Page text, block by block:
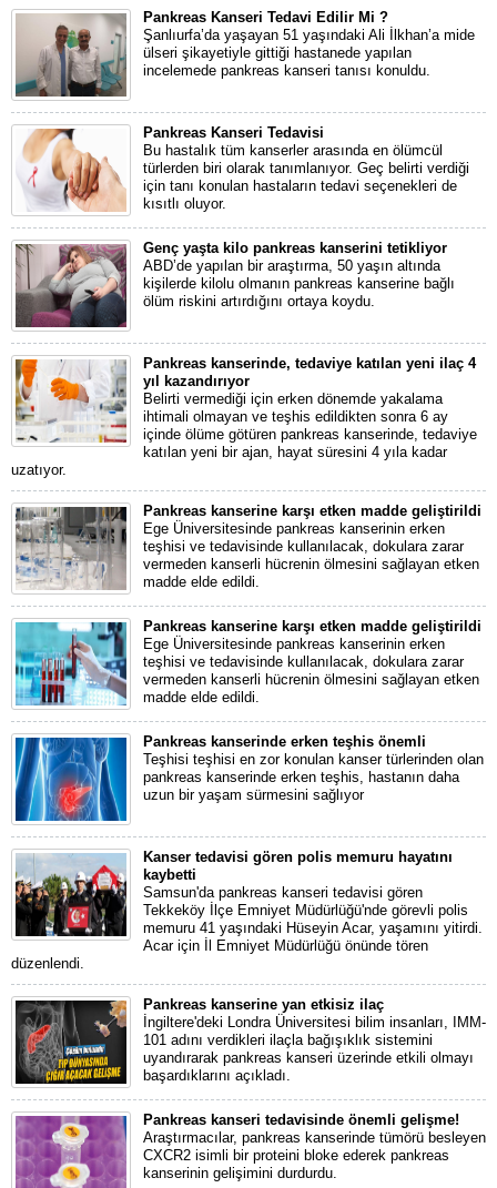
Pankreas Kanseri Tedavi Edilir Mi ?
Şanlıurfa’da yaşayan 51 yaşındaki Ali İlkhan’a mide
ülseri şikayetiyle gittiği hastanede yapılan
incelemede pankreas kanseri tanısı konuldu.
Pankreas Kanseri Tedavisi
Bu hastalık tüm kanserler arasında en ölümcül
türlerden biri olarak tanımlanıyor. Geç belirti verdiği
için tanı konulan hastaların tedavi seçenekleri de
kısıtlı oluyor.
Genç yaşta kilo pankreas kanserini tetikliyor
ABD’de yapılan bir araştırma, 50 yaşın altında
kişilerde kilolu olmanın pankreas kanserine bağlı
ölüm riskini artırdığını ortaya koydu.
Pankreas kanserinde, tedaviye katılan yeni ilaç 4
yıl kazandırıyor
Belirti vermediği için erken dönemde yakalama
ihtimali olmayan ve teşhis edildikten sonra 6 ay
içinde ölüme götüren pankreas kanserinde, tedaviye
katılan yeni bir ajan, hayat süresini 4 yıla kadar
uzatıyor.
Pankreas kanserine karşı etken madde geliştirildi
Ege Üniversitesinde pankreas kanserinin erken
teşhisi ve tedavisinde kullanılacak, dokulara zarar
vermeden kanserli hücrenin ölmesini sağlayan etken
madde elde edildi.
Pankreas kanserine karşı etken madde geliştirildi
Ege Üniversitesinde pankreas kanserinin erken
teşhisi ve tedavisinde kullanılacak, dokulara zarar
vermeden kanserli hücrenin ölmesini sağlayan etken
madde elde edildi.
Pankreas kanserinde erken teşhis önemli
Teşhisi teşhisi en zor konulan kanser türlerinden olan
pankreas kanserinde erken teşhis, hastanın daha
uzun bir yaşam sürmesini sağlıyor
Kanser tedavisi gören polis memuru hayatını
kaybetti
Samsun'da pankreas kanseri tedavisi gören
Tekkeköy İlçe Emniyet Müdürlüğü'nde görevli polis
memuru 41 yaşındaki Hüseyin Acar, yaşamını yitirdi.
Acar için İl Emniyet Müdürlüğü önünde tören
düzenlendi.
Pankreas kanserine yan etkisiz ilaç
İngiltere'deki Londra Üniversitesi bilim insanları, IMM-
101 adını verdikleri ilaçla bağışıklık sistemini
uyandırarak pankreas kanseri üzerinde etkili olmayı
başardıklarını açıkladı.
Pankreas kanseri tedavisinde önemli gelişme!
Araştırmacılar, pankreas kanserinde tümörü besleyen
CXCR2 isimli bir proteini bloke ederek pankreas
kanserinin gelişimini durdurdu.